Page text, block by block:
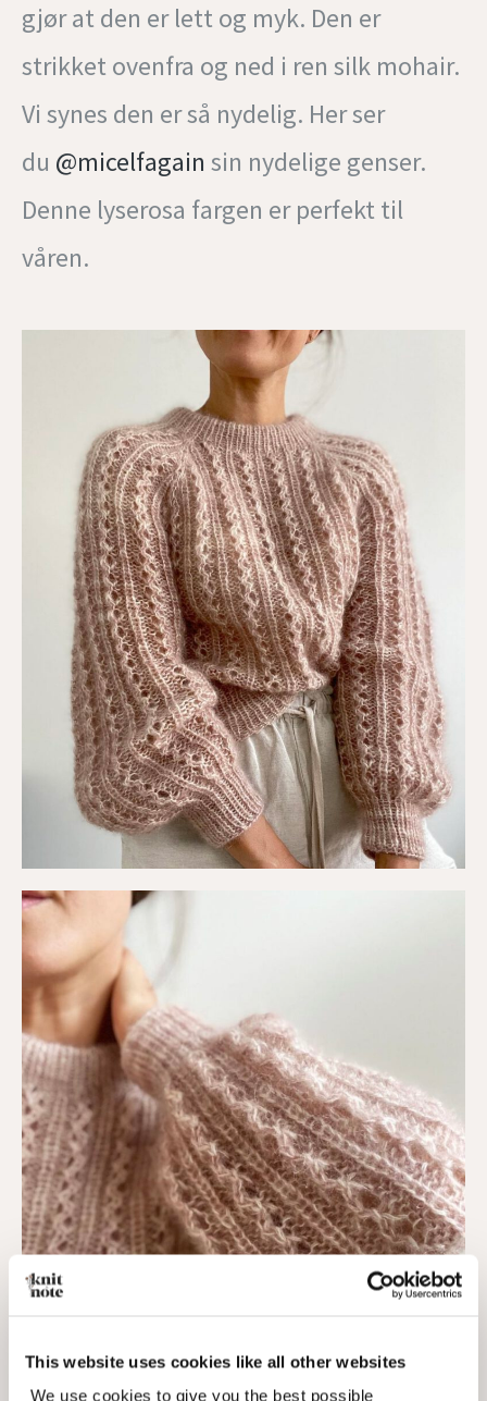
This website uses cookies like all other websites
We use cookies to give you the best possible
gjør at den er lett og myk. Den er
strikket ovenfra og ned i ren silk mohair.
Vi synes den er så nydelig. Her ser
du @micelfagain sin nydelige genser.
Denne lyserosa fargen er perfekt til
våren.